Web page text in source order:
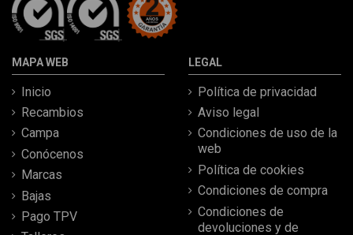
MAPA WEB
Inicio
Recambios
Campa
Conócenos
Marcas
Bajas
Pago TPV
LEGAL
Política de privacidad
Aviso legal
Condiciones de uso de la
web
Política de cookies
Condiciones de compra
Condiciones de
devoluciones y de